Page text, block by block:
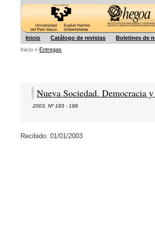
Inicio Catálogo de revistas Boletines de
Inicio »Entregas
Nueva Sociedad. Democracia
2003 ,Nº 183 - 188
Recibido: 01/01/2003